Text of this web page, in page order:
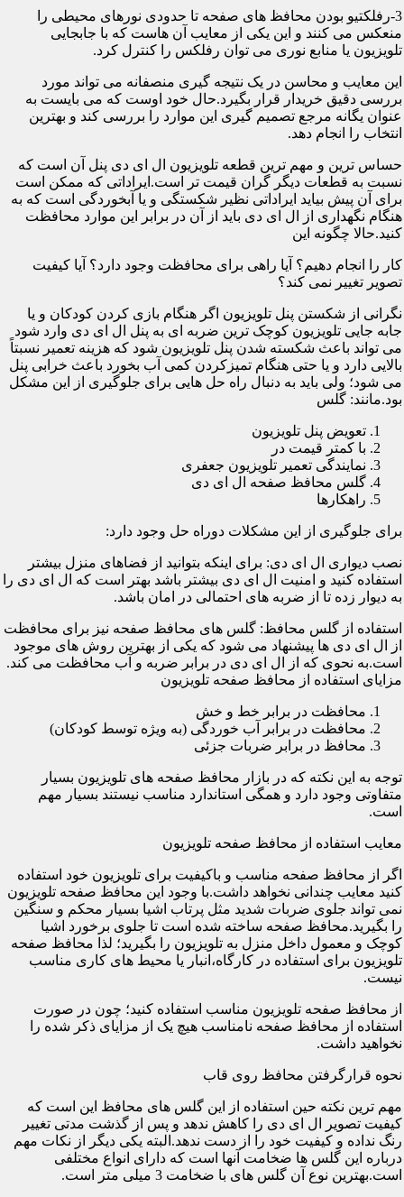
3-رفلکتیو بودن محافظ های صفحه تا حدودی نورهای محیطی را
منعکس می کنند و این یکی از معایب آن هاست که با جابجایی
تلویزیون یا منابع نوری می توان رفلکس را کنترل کرد.
این معایب و محاسن در یک نتیجه گیری منصفانه می تواند مورد
بررسی دقیق خریدار قرار بگیرد.حال خود اوست که می بایست به
عنوان یگانه مرجع تصمیم گیری این موارد را بررسی کند و بهترین
انتخاب را انجام دهد.
حساس ترین و مهم ترین قطعه تلویزیون ال ای دی پنل آن است که
نسبت به قطعات دیگر گران قیمت تر است.ایراداتی که ممکن است
برای آن پیش بیاید ایراداتی نظیر شکستگی و یا آبخوردگی است که به
هنگام نگهداری از ال ای دی باید از آن در برابر این موارد محافظت
کنید.حالا چگونه این
کار را انجام دهیم؟ آیا راهی برای محافظت وجود دارد؟ آیا کیفیت
تصویر تغییر نمی کند؟
نگرانی از شکستن پنل تلویزیون اگر هنگام بازی کردن کودکان و یا
جابه جایی تلویزیون کوچک ترین ضربه ای به پنل ال ای دی وارد شود
می تواند باعث شکسته شدن پنل تلویزیون شود که هزینه تعمیر نسبتاً
بالایی دارد و یا حتی هنگام تمیزکردن کمی آب بخورد باعث خرابی پنل
می شود؛ ولی باید به دنبال راه حل هایی برای جلوگیری از این مشکل
بود.مانند: گلس
تعویض پنل تلویزیون
با کمتر قیمت در
نمایندگی تعمیر تلویزیون جعفری
گلس محافظ صفحه ال ای دی
راهکارها
برای جلوگیری از این مشکلات دوراه حل وجود دارد:
نصب دیواری ال ای دی: برای اینکه بتوانید از فضاهای منزل بیشتر
استفاده کنید و امنیت ال ای دی بیشتر باشد بهتر است که ال ای دی را
به دیوار زده تا از ضربه های احتمالی در امان باشد.
استفاده از گلس محافظ: گلس های محافظ صفحه نیز برای محافظت
از ال ای دی ها پیشنهاد می شود که یکی از بهترین روش های موجود
است.به نحوی که از ال ای دی در برابر ضربه و آب محافظت می کند.
مزایای استفاده از محافظ صفحه تلویزیون
محافظت در برابر خط و خش
محافظت در برابر آب خوردگی (به ویژه توسط کودکان)
محافظ در برابر ضربات جزئی
توجه به این نکته که در بازار محافظ صفحه های تلویزیون بسیار
متفاوتی وجود دارد و همگی استاندارد مناسب نیستند بسیار مهم
است.
معایب استفاده از محافظ صفحه تلویزیون
اگر از محافظ صفحه مناسب و باکیفیت برای تلویزیون خود استفاده
کنید معایب چندانی نخواهد داشت.با وجود این محافظ صفحه تلویزیون
نمی تواند جلوی ضربات شدید مثل پرتاب اشیا بسیار محکم و سنگین
را بگیرید.محافظ صفحه ساخته شده است تا جلوی برخورد اشیا
کوچک و معمول داخل منزل به تلویزیون را بگیرید؛ لذا محافظ صفحه
تلویزیون برای استفاده در کارگاه،انبار یا محیط های کاری مناسب
نیست.
از محافظ صفحه تلویزیون مناسب استفاده کنید؛ چون در صورت
استفاده از محافظ صفحه نامناسب هیچ یک از مزایای ذکر شده را
نخواهید داشت.
نحوه قرارگرفتن محافظ روی قاب
مهم ترین نکته حین استفاده از این گلس های محافظ این است که
کیفیت تصویر ال ای دی را کاهش ندهد و پس از گذشت مدتی تغییر
رنگ نداده و کیفیت خود را از دست ندهد.البته یکی دیگر از نکات مهم
درباره این گلس ها ضخامت آنها است که دارای انواع مختلفی
است.بهترین نوع آن گلس های با ضخامت 3 میلی متر است.